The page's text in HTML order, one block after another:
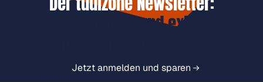
Jetzt anmelden und exklusive
Jetzt anmelden und sparen